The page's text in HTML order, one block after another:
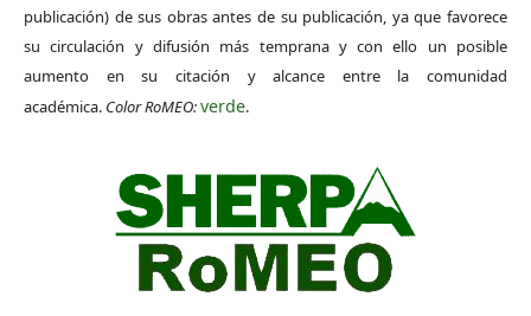
publicación) de sus obras antes de su publicación, ya que favorece
su circulación y difusión más temprana y con ello un posible
aumento en su citación y alcance entre la comunidad
académica. Color RoMEO:verde.